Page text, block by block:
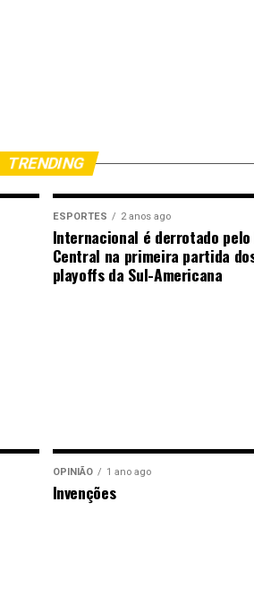
TRENDING
ESPORTES 2 anos ago
Internacional é derrotado pelo
Central na primeira partida
playoffs da Sul-Americana
OPINIÃO 1 ano ago
Invenções